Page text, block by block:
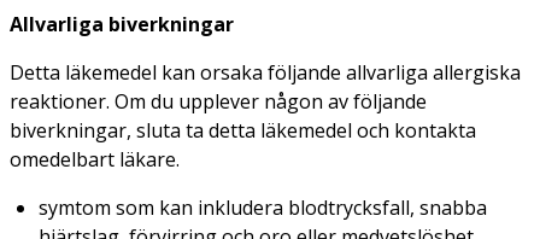
Allvarliga biverkningar
Detta läkemedel kan orsaka följande allvarliga allergiska
reaktioner. Om du upplever någon av följande
biverkningar, sluta ta detta läkemedel och kontakta
omedelbart läkare.
symtom som kan inkludera blodtrycksfall, snabba